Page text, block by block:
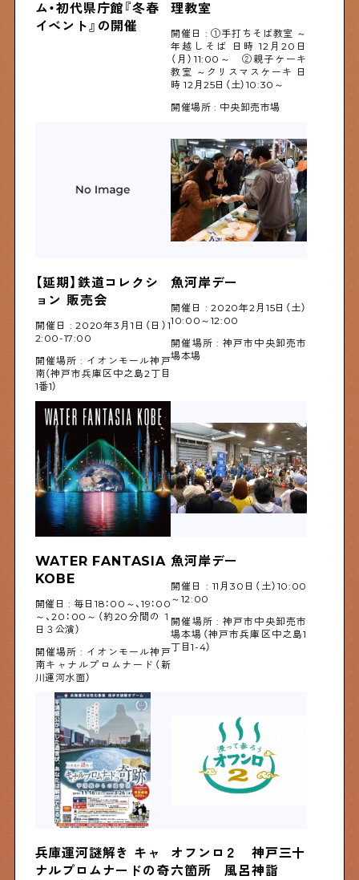
ム・初代県庁館『冬春
イベント』の開催
理教室
開催日 : ①手打ちそば教室 ～
年越しそば 日時 12月20日
（月）11:00～ ②親子ケーキ
教室 ～クリスマスケーキ 日
時 12月25日（土）10:30～
開催場所 : 中央卸売市場
【延期】鉄道コレクシ
ョン 販売会
開催日 : 2020年3月1日（日）1
2:00-17:00
開催場所 : イオンモール神戸
南（神戸市兵庫区中之島2丁目
1番1）
魚河岸デー
開催日 : 2020年2月15日（土）
10:00～12:00
開催場所 : 神戸市中央卸売市
場本場
WATER FANTASIA
KOBE
開催日 : 毎日18：00～、19：00
～、20：00～（約20分間の１
日３公演）
開催場所 : イオンモール神戸
南キャナルプロムナード（新
川運河水面）
魚河岸デー
開催日 : 11月30日（土）10:00
～12:00
開催場所 : 神戸市中央卸売市
場本場（神戸市兵庫区中之島1
丁目1-4）
兵庫運河謎解き キャ
ナルプロムナードの奇
オフンロ２　神戸三十
六箇所　風呂神詣